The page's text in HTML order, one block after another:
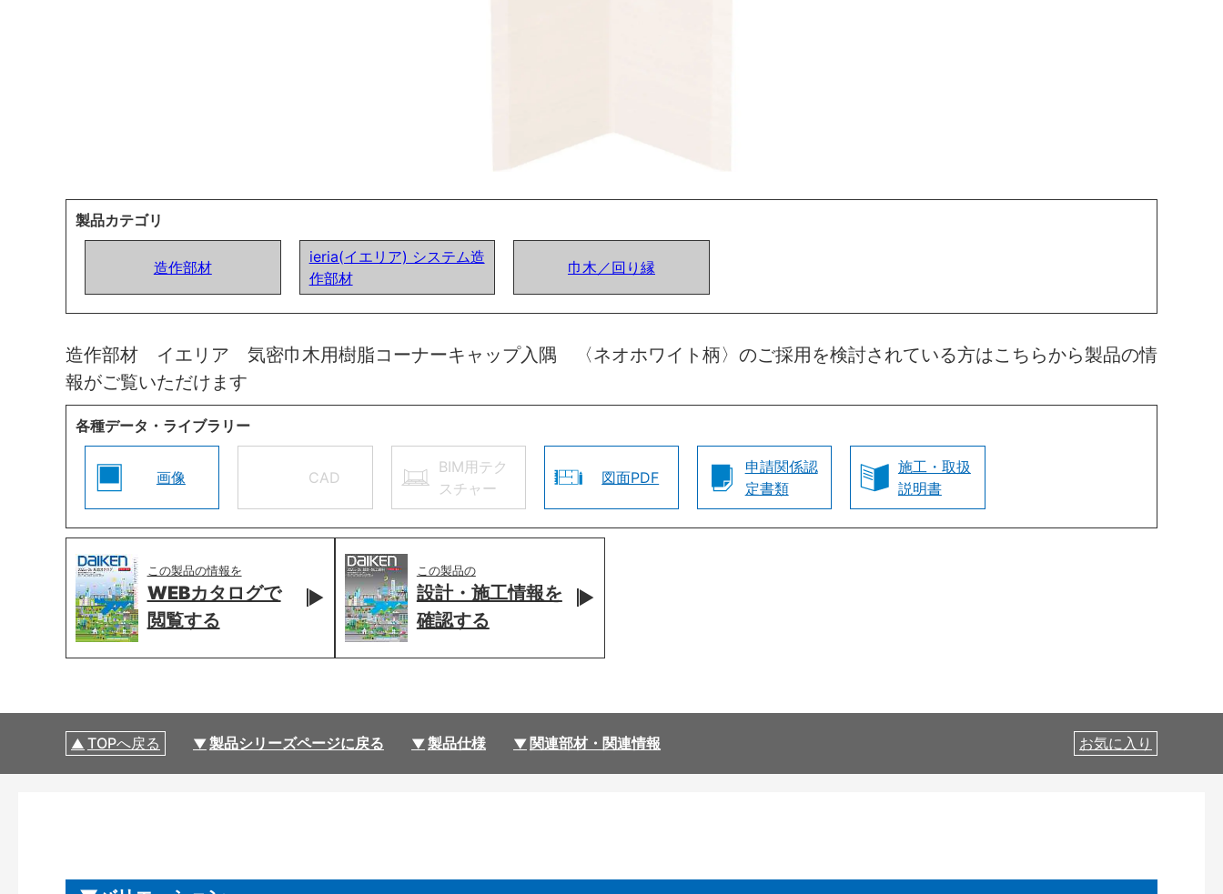
製品カテゴリ
造作部材
ieria(イエリア) システム造
作部材
巾木／回り縁
造作部材 イエリア 気密巾木用樹脂コーナーキャップ入隅 〈ネオホワイト柄〉のご採用を検討されている方はこちらから製品の情
報がご覧いただけます
各種データ・ライブラリー
画像 CAD
BIM用テク
スチャー
図面PDF
申請関係認
定書類
施工・取扱
説明書
この製品の情報を
WEBカタログで
閲覧する
この製品の
設計・施工情報を
確認する
TOPへ戻る 製品シリーズページに戻る 製品仕様 関連部材・関連情報 お気に入り